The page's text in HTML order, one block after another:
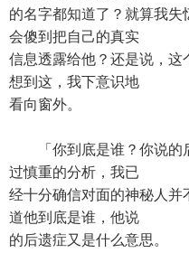
的名字都知道了？就算我失
会傻到把自己的真实
信息透露给他？还是说，这
想到这，我下意识地
看向窗外。
「你到底是谁？你说的
过慎重的分析，我已
经十分确信对面的神秘人并
道他到底是谁，他说
的后遗症又是什么意思。